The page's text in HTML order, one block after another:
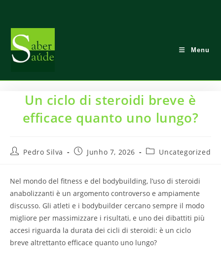
content
Menu
Un ciclo di steroidi breve è
efficace quanto uno lungo?
PostPedro Silva
PostJunho 7, 2026
PostUncategorized
Nel mondo del fitness e del bodybuilding, l’uso di steroidi
anabolizzanti è un argomento controverso e ampiamente
discusso. Gli atleti e i bodybuilder cercano sempre il modo
migliore per massimizzare i risultati, e uno dei dibattiti più
accesi riguarda la durata dei cicli di steroidi: è un ciclo
breve altrettanto efficace quanto uno lungo?